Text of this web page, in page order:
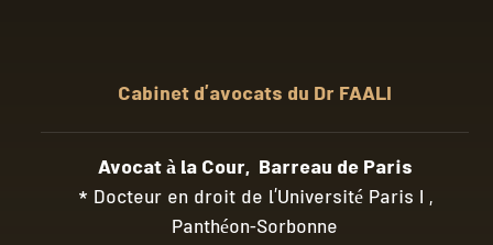
Cabinet d’avocats du Dr FAALI
Avocat à la Cour, Barreau de Paris
* Docteur en droit de l’Université Paris I ,
Panthéon-Sorbonne